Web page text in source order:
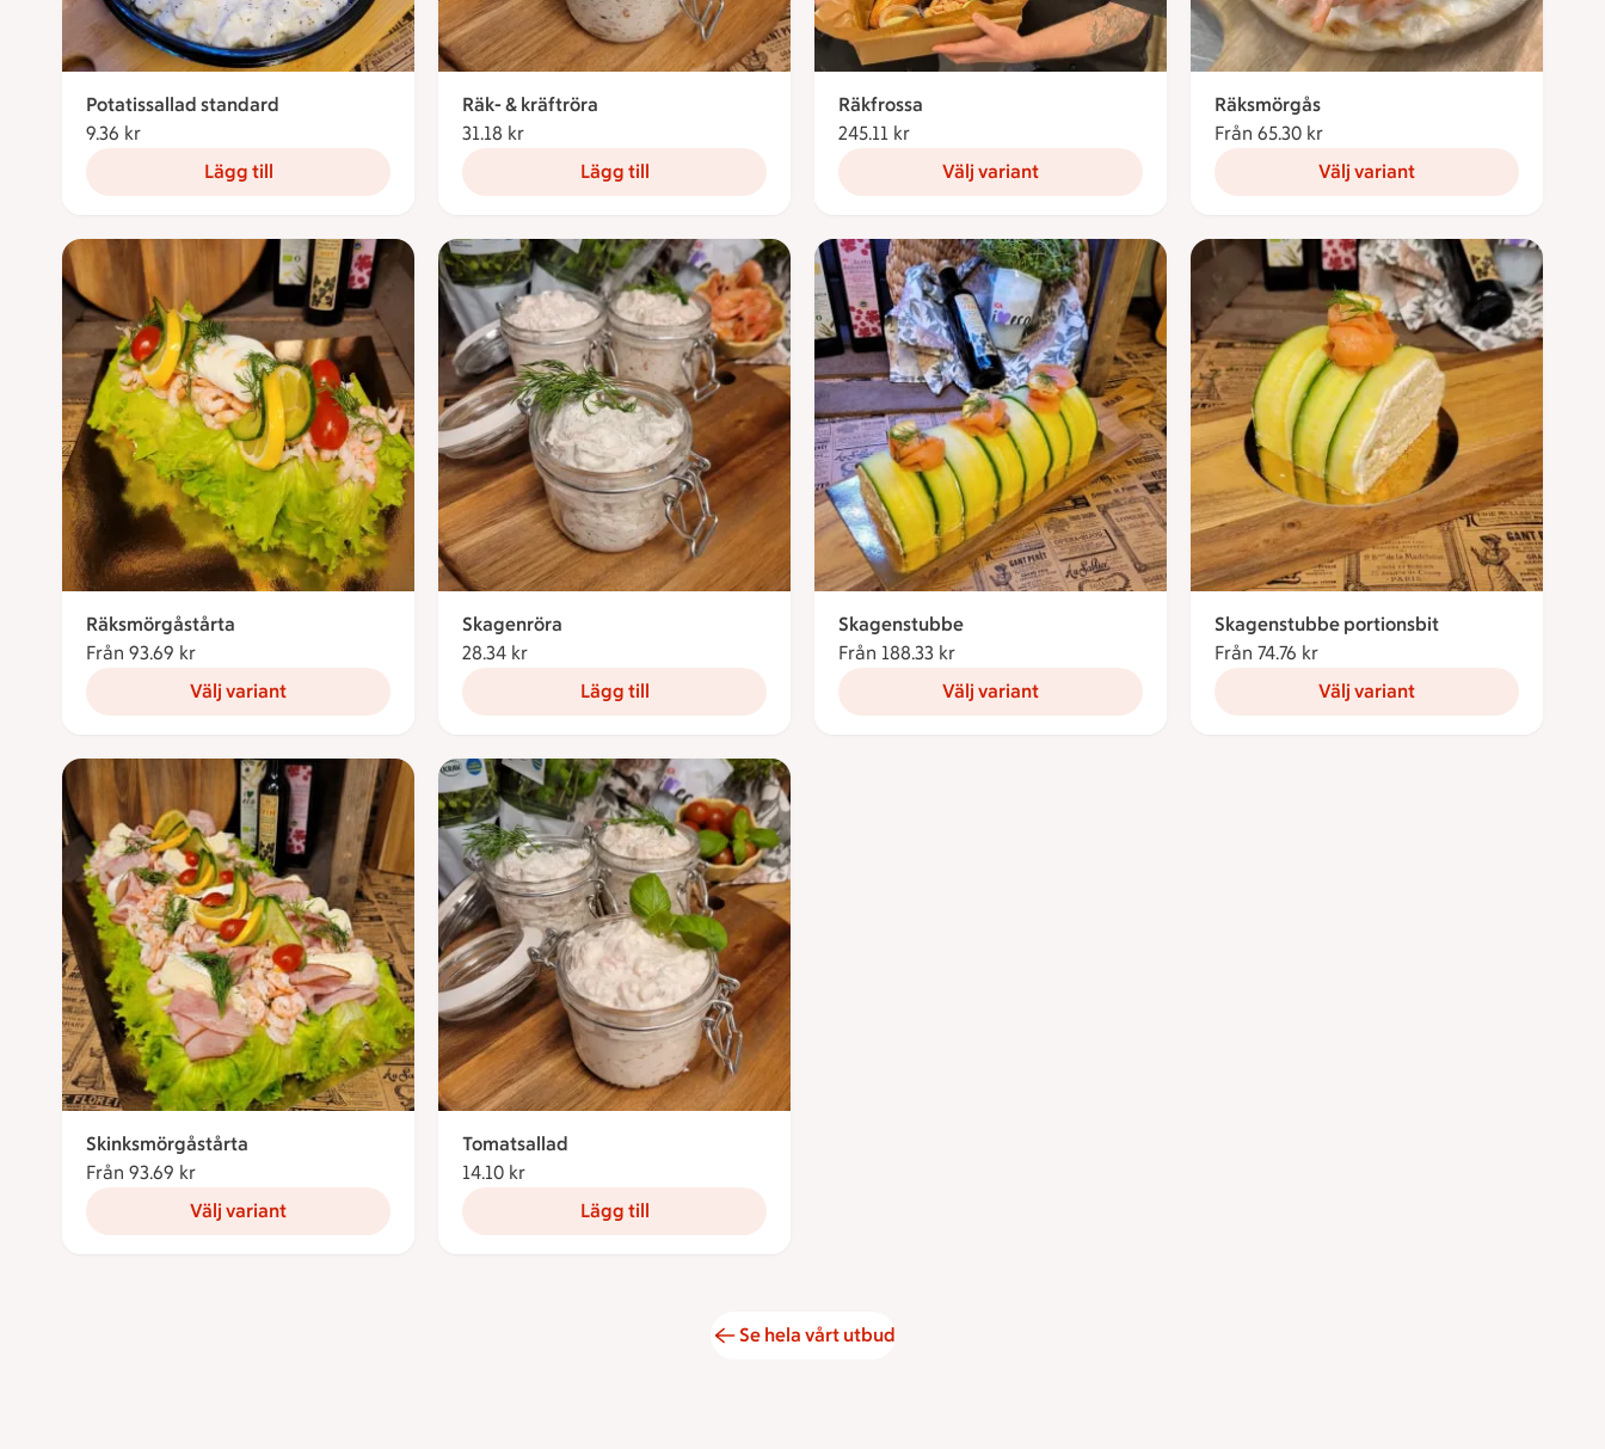
Potatissallad standard
9.36 kr
Lägg till
Räk- & kräftröra
31.18 kr
Lägg till
Räkfrossa
245.11 kr
Välj variant
Räksmörgås
Från 65.30 kr
Välj variant
Räksmörgåstårta
Från 93.69 kr
Välj variant
Skagenröra
28.34 kr
Lägg till
Skagenstubbe
Från 188.33 kr
Välj variant
Skagenstubbe portionsbit
Från 74.76 kr
Välj variant
Skinksmörgåstårta
Från 93.69 kr
Välj variant
Tomatsallad
14.10 kr
Lägg till
Se hela vårt utbud